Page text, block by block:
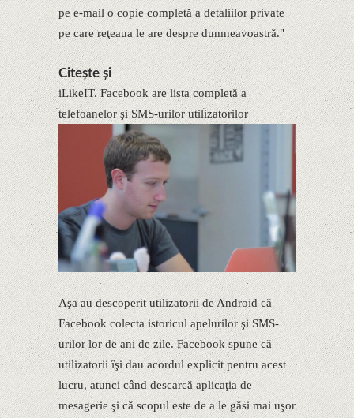
pe e-mail o copie completă a detaliilor private
pe care reţeaua le are despre dumneavoastră."
Citește și
iLikeIT. Facebook are lista completă a
telefoanelor şi SMS-urilor utilizatorilor
Aşa au descoperit utilizatorii de Android că
Facebook colecta istoricul apelurilor şi SMS-
urilor lor de ani de zile. Facebook spune că
utilizatorii îşi dau acordul explicit pentru acest
lucru, atunci când descarcă aplicaţia de
mesagerie şi că scopul este de a le găsi mai uşor